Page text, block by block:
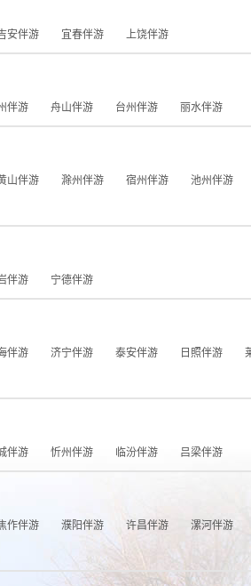
安伴游 宜春伴游 上饶伴游
伴游 舟山伴游 台州伴游 丽水伴游
山伴游 滁州伴游 宿州伴游 池州伴游
伴游 宁德伴游
伴游 济宁伴游 泰安伴游 日照伴游
伴游 忻州伴游 临汾伴游 吕梁伴游
作伴游 濮阳伴游 许昌伴游 漯河伴游